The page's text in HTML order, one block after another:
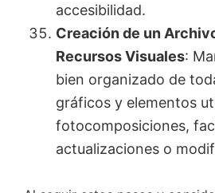
accesibilidad.
Creación de un
Recursos Visuales:
bien organizado de
gráficos y elementos
fotocomposiciones,
actualizaciones o